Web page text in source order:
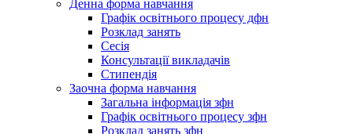
Денна форма навчання
Графік освітнього процесу дфн
Розклад занять
Сесія
Консультації викладачів
Стипендія
Заочна форма навчання
Загальна інформація зфн
Графік освітнього процесу зфн
Розклад занять зфн